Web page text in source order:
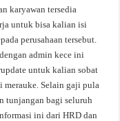
karyawan tersedia
untuk bisa kalian isi
perusahaan tersebut.
admin kece ini
untuk kalian sobat
merauke. Selain gaji pula
tunjangan bagi seluruh
ini dari HRD dan